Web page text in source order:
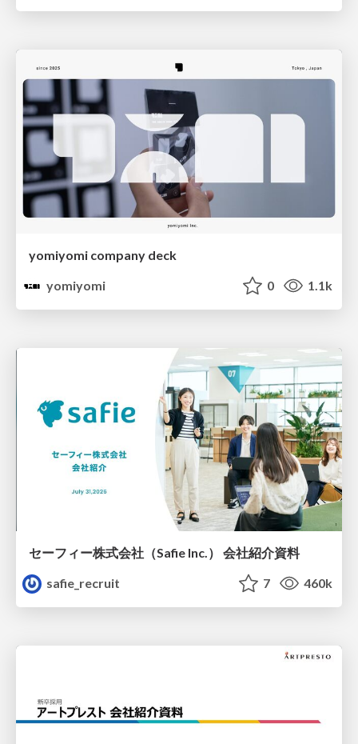
yomiyomi company deck
yomiyomi
0 1.1k
セーフィー株式会社（Safie Inc.） 会社紹介資料
safie_recruit
7 460k